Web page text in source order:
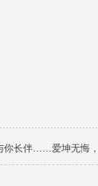
你长伴……爱坤无悔